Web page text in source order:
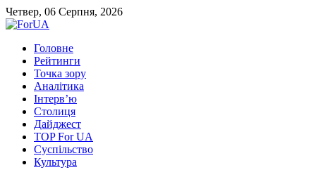
Четвер, 06 Серпня, 2026
Головне
Рейтинги
Точка зору
Аналітика
Інтерв’ю
Столиця
Дайджест
TOP For UA
Суспiльство
Культура